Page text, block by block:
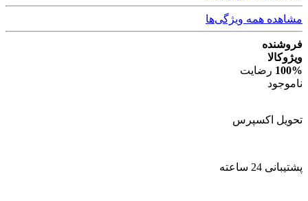
مشاهده همه ویژگی‌ها
فروشنده
ویژوکالا
100% رضایت
ناموجود
تحویل اکسپرس
پشتیبانی 24 ساعته